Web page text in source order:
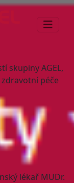
skupiny AGEL,
péče
lékař MUDr.